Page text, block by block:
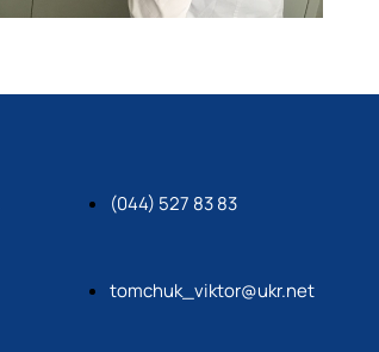
(044) 527 83 83
tomchuk_viktor@ukr.net